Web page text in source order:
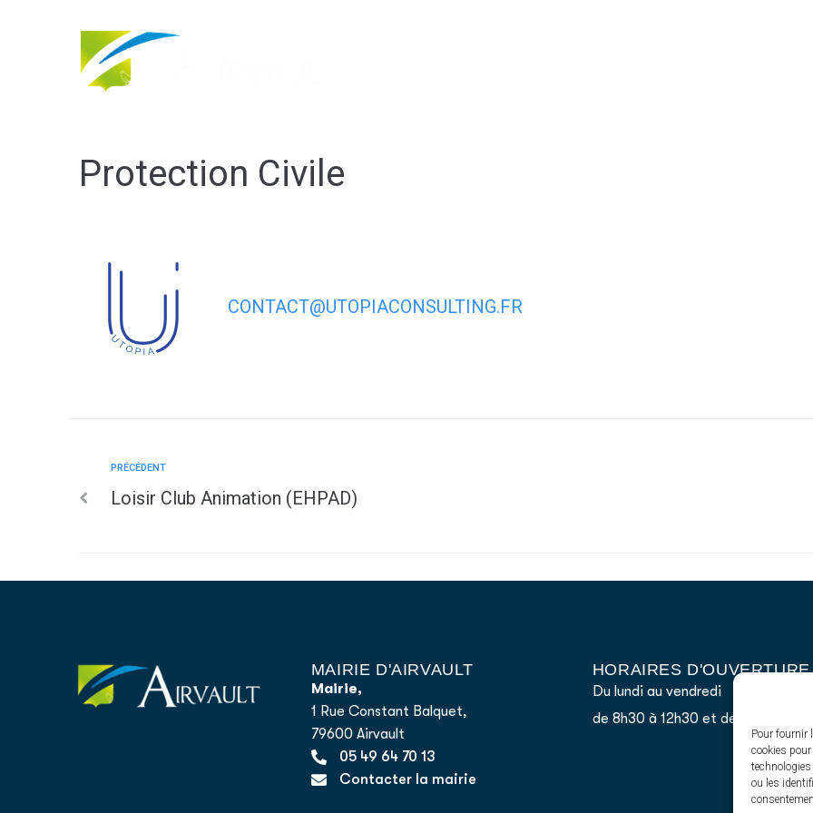
Pour fournir
cookies
ou les
Protection Civile
CONTACT@UTOPIACONSULTING.FR
PRÉCÉDENT
Loisir Club Animation (EHPAD)
MAIRIE D'AIRVAULT
Mairie,
1 Rue Constant Balquet,
79600 Airvault
05 49 64 70 13
Contacter la mairie
HORAIRES D'OUVERTURE
Du lundi au vendredi
de 8h30 à 12h30 et de 13h45 à